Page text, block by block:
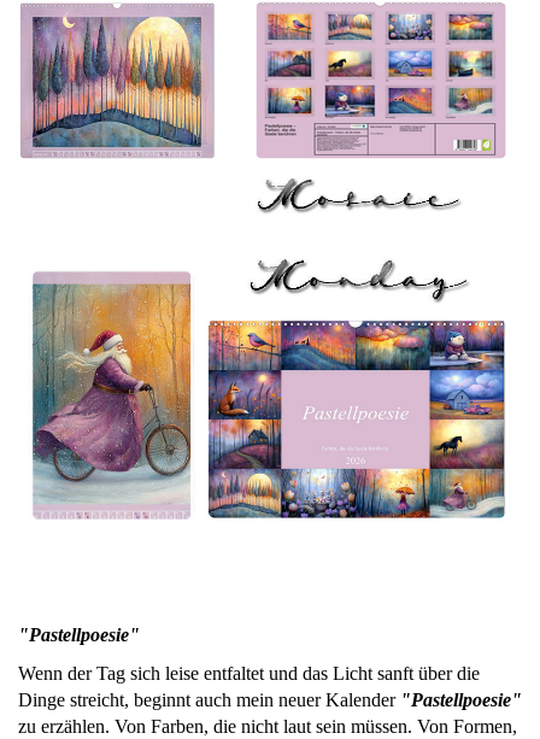
"Pastellpoesie"
Wenn der Tag sich leise entfaltet und das Licht sanft über die
Dinge streicht, beginnt auch mein neuer Kalender "Pastellpoesie"
zu erzählen. Von Farben, die nicht laut sein müssen. Von Formen,